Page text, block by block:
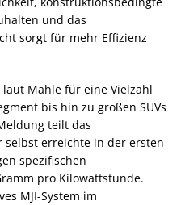
und das
sorgt für mehr Effizienz
Mahle für eine Vielzahl
bis hin zu großen SUVs
teilt das
selbst erreichte in der ersten
spezifischen
pro Kilowattstunde.
MJI-System im